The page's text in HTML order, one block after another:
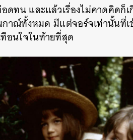
ดทนและแล้วเรื่องไม่คาดคิดก็
กาณ์ทั้งหมด มีแต่จอร์จเท่านั้นที่เ
อนใจในท้ายที่สุด